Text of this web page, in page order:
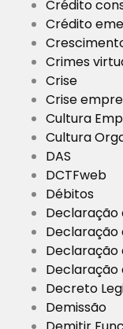
Crédito
Crédito
Crimes
Crise
Crise
Cultura
Cultura
DAS
DCTFweb
Débitos
Declaração
Declaração
Declaração
Declaração
Decreto
Demissão